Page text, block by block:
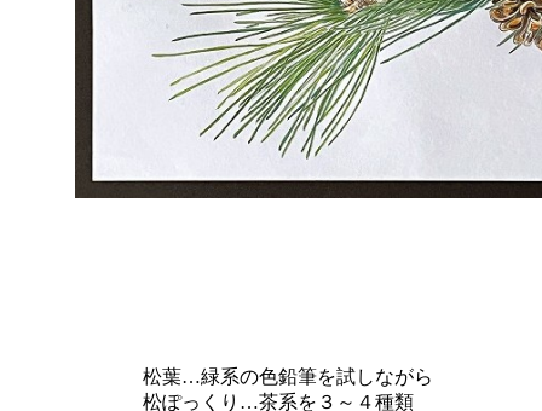
松葉…緑系の色鉛筆を試しながら
松ぽっくり…茶系を３～４種類